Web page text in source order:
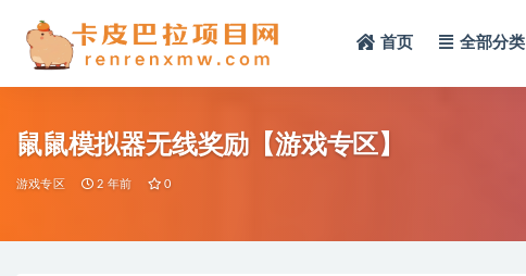
首页 全部分类
鼠鼠模拟器无线奖励【游戏专区】
游戏专区 2 年前 0